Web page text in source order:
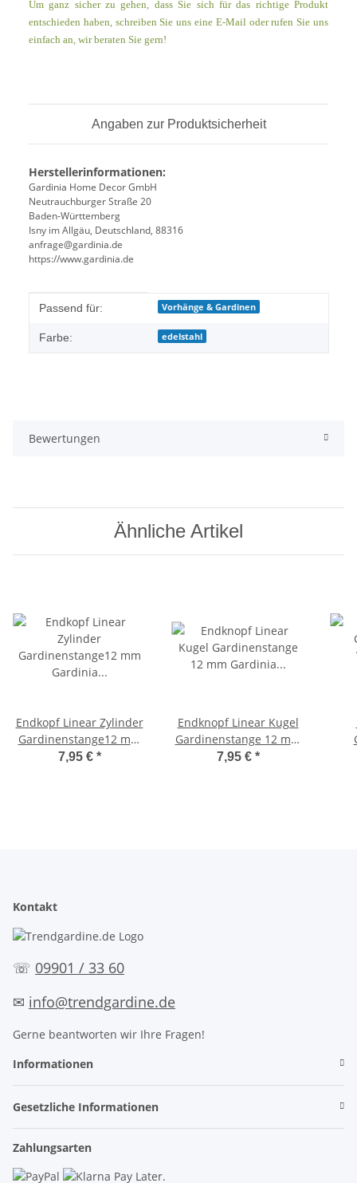
Um ganz sicher zu gehen, dass Sie sich für das richtige Produkt
entschieden haben, schreiben Sie uns eine E-Mail oder rufen Sie uns
einfach an, wir beraten Sie gern!
Angaben zur Produktsicherheit
Herstellerinformationen:
Gardinia Home Decor GmbH
Neutrauchburger Straße 20
Baden-Württemberg
Isny im Allgäu, Deutschland, 88316
anfrage@gardinia.de
https://www.gardinia.de
Produkteigenschaft
Wert
Passend für: Vorhänge & Gardinen
Farbe: edelstahl
Bewertungen
Ähnliche Artikel
Endkopf Linear Zylinder
Gardinenstange12 mm
Gardinia edelstahl blau
7,95 € *
Endknopf Linear Kugel
Gardinenstange 12 mm
Gardinia edelstahl terra
7,95 € *
Kontakt
☏ 09901 / 33 60
✉ info@trendgardine.de
Gerne beantworten wir Ihre Fragen!
Informationen
Gesetzliche Informationen
Zahlungsarten